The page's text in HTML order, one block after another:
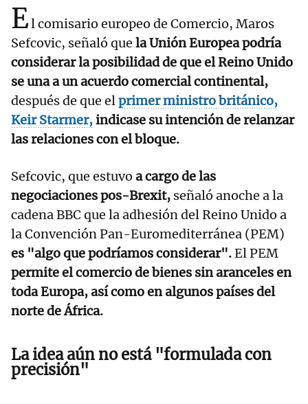
El comisario europeo de Comercio, Maros
Sefcovic, señaló que la Unión Europea podría
considerar la posibilidad de que el Reino Unido
se una a un acuerdo comercial continental,
después de que elprimer ministro británico,
Keir Starmer,indicase su intención de relanzar
las relaciones con el bloque.
Sefcovic, que estuvo a cargo de las
negociaciones pos-Brexit, señaló anoche a la
cadena BBC que la adhesión del Reino Unido a
la Convención Pan-Euromediterránea (PEM)
es "algo que podríamos considerar".El PEM
permite el comercio de bienes sin aranceles en
toda Europa, así como en algunos países del
norte de África.
La idea aún no está "formulada con
precisión"